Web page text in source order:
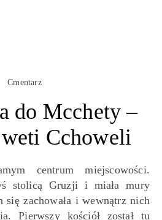
Cmentarz
do Mcchety –
Cchoweli
centrum miejscowości.
stolicą Gruzji i miała mury
się zachowała i wewnątrz nich
Pierwszy kościół został tu